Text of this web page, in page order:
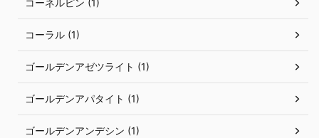
コーネルピン (1)
コーラル (1)
ゴールデンアゼツライト (1)
ゴールデンアパタイト (1)
ゴールデンアンデシン (1)